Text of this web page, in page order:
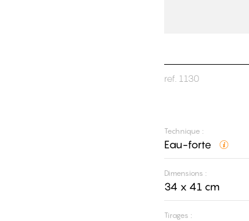
ref. 1130
Technique :
Eau-forte
Dimensions :
34 x 41 cm
Tirages :